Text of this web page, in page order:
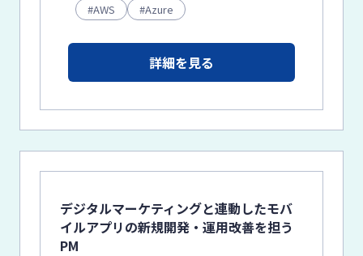
AWS
Azure
詳細を見る
デジタルマーケティングと連動したモバ
イルアプリの新規開発・運用改善を担う
PM